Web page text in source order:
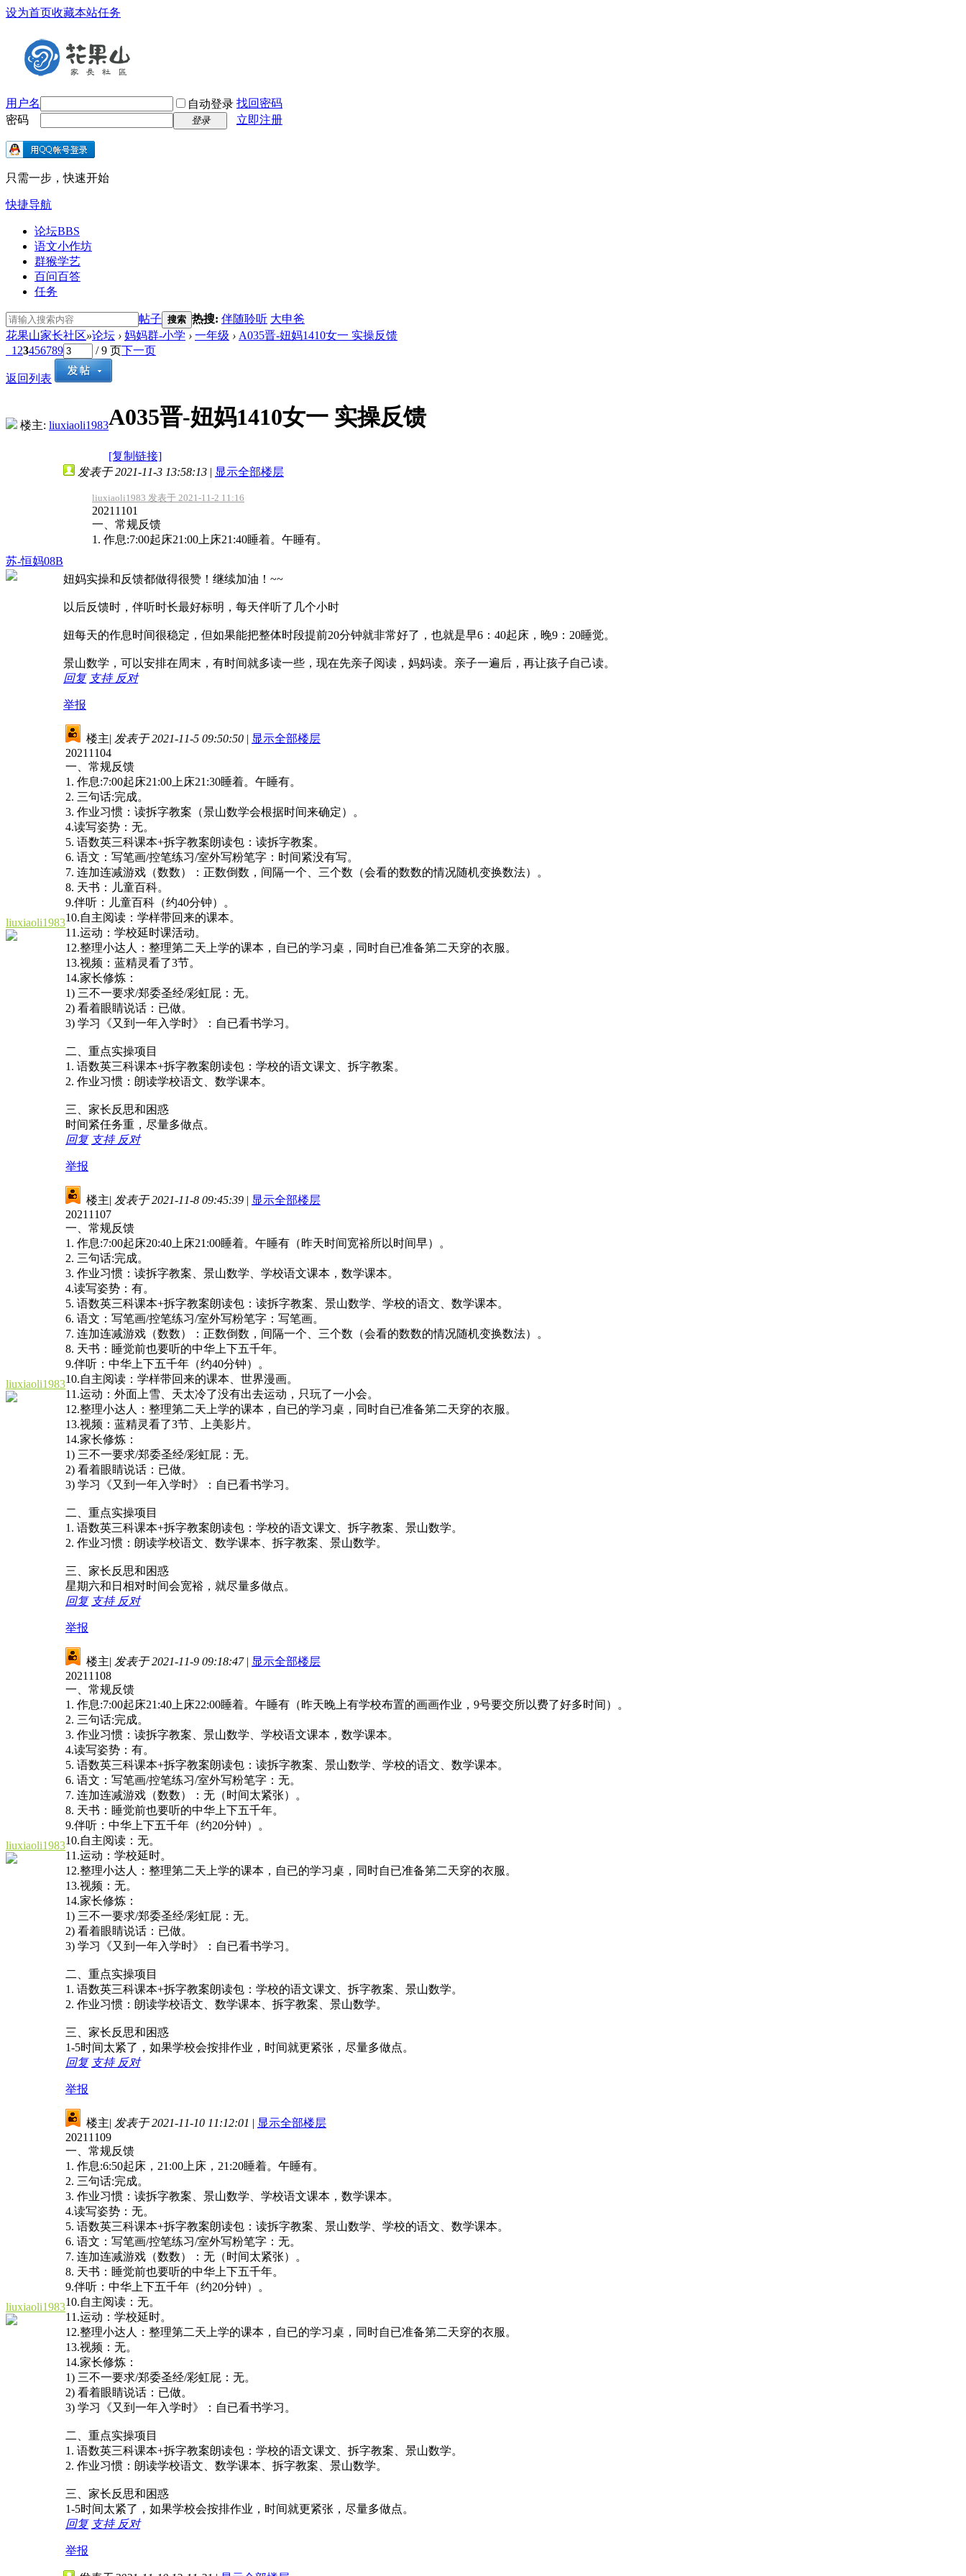
设为首页收藏本站任务
用户名 自动登录 找回密码
密码
登录 立即注册
只需一步，快速开始
快捷导航
论坛BBS
语文小作坊
群猴学艺
百问百答
任务
帖子 搜索 热搜: 伴随聆听 大申爸
花果山家长社区»论坛 › 妈妈群-小学 › 一年级 › A035晋-妞妈1410女一 实操反馈
1 23456789 / 9 页下一页
返回列表
楼主: liuxiaoli1983A035晋-妞妈1410女一 实操反馈
[复制链接]
苏-恒妈08B
发表于 2021-11-3 13:58:13 | 显示全部楼层
liuxiaoli1983 发表于 2021-11-2 11:16
20211101
一、常规反馈
1. 作息:7:00起床21:00上床21:40睡着。午睡有。
妞妈实操和反馈都做得很赞！继续加油！~~
以后反馈时，伴听时长最好标明，每天伴听了几个小时
妞每天的作息时间很稳定，但如果能把整体时段提前20分钟就非常好了，也就是早6：40起床，晚9：20睡觉。
景山数学，可以安排在周末，有时间就多读一些，现在先亲子阅读，妈妈读。亲子一遍后，再让孩子自己读。
回复 支持 反对
举报
liuxiaoli1983
楼主| 发表于 2021-11-5 09:50:50 | 显示全部楼层
20211104
一、常规反馈
1. 作息:7:00起床21:00上床21:30睡着。午睡有。
2. 三句话:完成。
3. 作业习惯：读拆字教案（景山数学会根据时间来确定）。
4.读写姿势：无。
5. 语数英三科课本+拆字教案朗读包：读拆字教案。
6. 语文：写笔画/控笔练习/室外写粉笔字：时间紧没有写。
7. 连加连减游戏（数数）：正数倒数，间隔一个、三个数（会看的数数的情况随机变换数法）。
8. 天书：儿童百科。
9.伴听：儿童百科（约40分钟）。
10.自主阅读：学样带回来的课本。
11.运动：学校延时课活动。
12.整理小达人：整理第二天上学的课本，自已的学习桌，同时自已准备第二天穿的衣服。
13.视频：蓝精灵看了3节。
14.家长修炼：
1) 三不一要求/郑委圣经/彩虹屁：无。
2) 看着眼睛说话：已做。
3) 学习《又到一年入学时》：自已看书学习。
二、重点实操项目
1. 语数英三科课本+拆字教案朗读包：学校的语文课文、拆字教案。
2. 作业习惯：朗读学校语文、数学课本。
三、家长反思和困惑
时间紧任务重，尽量多做点。
回复 支持 反对
举报
liuxiaoli1983
楼主| 发表于 2021-11-8 09:45:39 | 显示全部楼层
20211107
一、常规反馈
1. 作息:7:00起床20:40上床21:00睡着。午睡有（昨天时间宽裕所以时间早）。
2. 三句话:完成。
3. 作业习惯：读拆字教案、景山数学、学校语文课本，数学课本。
4.读写姿势：有。
5. 语数英三科课本+拆字教案朗读包：读拆字教案、景山数学、学校的语文、数学课本。
6. 语文：写笔画/控笔练习/室外写粉笔字：写笔画。
7. 连加连减游戏（数数）：正数倒数，间隔一个、三个数（会看的数数的情况随机变换数法）。
8. 天书：睡觉前也要听的中华上下五千年。
9.伴听：中华上下五千年（约40分钟）。
10.自主阅读：学样带回来的课本、世界漫画。
11.运动：外面上雪、天太冷了没有出去运动，只玩了一小会。
12.整理小达人：整理第二天上学的课本，自已的学习桌，同时自已准备第二天穿的衣服。
13.视频：蓝精灵看了3节、上美影片。
14.家长修炼：
1) 三不一要求/郑委圣经/彩虹屁：无。
2) 看着眼睛说话：已做。
3) 学习《又到一年入学时》：自已看书学习。
二、重点实操项目
1. 语数英三科课本+拆字教案朗读包：学校的语文课文、拆字教案、景山数学。
2. 作业习惯：朗读学校语文、数学课本、拆字教案、景山数学。
三、家长反思和困惑
星期六和日相对时间会宽裕，就尽量多做点。
回复 支持 反对
举报
liuxiaoli1983
楼主| 发表于 2021-11-9 09:18:47 | 显示全部楼层
20211108
一、常规反馈
1. 作息:7:00起床21:40上床22:00睡着。午睡有（昨天晚上有学校布置的画画作业，9号要交所以费了好多时间）。
2. 三句话:完成。
3. 作业习惯：读拆字教案、景山数学、学校语文课本，数学课本。
4.读写姿势：有。
5. 语数英三科课本+拆字教案朗读包：读拆字教案、景山数学、学校的语文、数学课本。
6. 语文：写笔画/控笔练习/室外写粉笔字：无。
7. 连加连减游戏（数数）：无（时间太紧张）。
8. 天书：睡觉前也要听的中华上下五千年。
9.伴听：中华上下五千年（约20分钟）。
10.自主阅读：无。
11.运动：学校延时。
12.整理小达人：整理第二天上学的课本，自已的学习桌，同时自已准备第二天穿的衣服。
13.视频：无。
14.家长修炼：
1) 三不一要求/郑委圣经/彩虹屁：无。
2) 看着眼睛说话：已做。
3) 学习《又到一年入学时》：自已看书学习。
二、重点实操项目
1. 语数英三科课本+拆字教案朗读包：学校的语文课文、拆字教案、景山数学。
2. 作业习惯：朗读学校语文、数学课本、拆字教案、景山数学。
三、家长反思和困惑
1-5时间太紧了，如果学校会按排作业，时间就更紧张，尽量多做点。
回复 支持 反对
举报
liuxiaoli1983
楼主| 发表于 2021-11-10 11:12:01 | 显示全部楼层
20211109
一、常规反馈
1. 作息:6:50起床，21:00上床，21:20睡着。午睡有。
2. 三句话:完成。
3. 作业习惯：读拆字教案、景山数学、学校语文课本，数学课本。
4.读写姿势：无。
5. 语数英三科课本+拆字教案朗读包：读拆字教案、景山数学、学校的语文、数学课本。
6. 语文：写笔画/控笔练习/室外写粉笔字：无。
7. 连加连减游戏（数数）：无（时间太紧张）。
8. 天书：睡觉前也要听的中华上下五千年。
9.伴听：中华上下五千年（约20分钟）。
10.自主阅读：无。
11.运动：学校延时。
12.整理小达人：整理第二天上学的课本，自已的学习桌，同时自已准备第二天穿的衣服。
13.视频：无。
14.家长修炼：
1) 三不一要求/郑委圣经/彩虹屁：无。
2) 看着眼睛说话：已做。
3) 学习《又到一年入学时》：自已看书学习。
二、重点实操项目
1. 语数英三科课本+拆字教案朗读包：学校的语文课文、拆字教案、景山数学。
2. 作业习惯：朗读学校语文、数学课本、拆字教案、景山数学。
三、家长反思和困惑
1-5时间太紧了，如果学校会按排作业，时间就更紧张，尽量多做点。
回复 支持 反对
举报